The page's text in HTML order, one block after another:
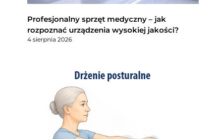
Profesjonalny sprzęt medyczny – jak
rozpoznać urządzenia wysokiej jakości?
4 sierpnia 2026